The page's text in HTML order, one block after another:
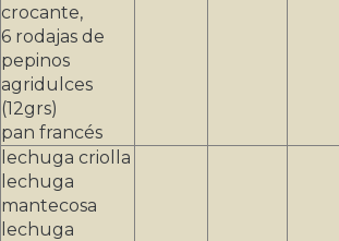
crocante,
6 rodajas de
pepinos
agridulces
(12grs)
pan francés
lechuga criolla
lechuga
mantecosa
lechuga